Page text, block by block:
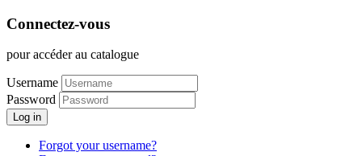
Connectez-vous
pour accéder au catalogue
Username
Password
Log in
Forgot your username?